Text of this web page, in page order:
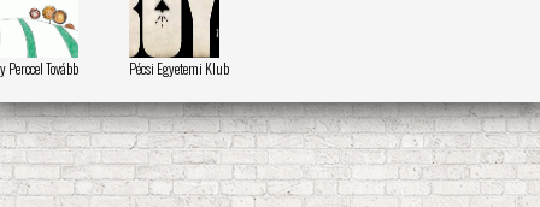
Perccel Tovább Pécsi Egyetemi Klub